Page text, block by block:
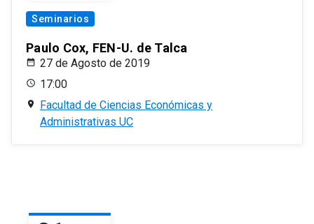
Seminarios
Paulo Cox, FEN-U. de Talca
27 de Agosto de 2019
17:00
Facultad de Ciencias Económicas y
Administrativas UC